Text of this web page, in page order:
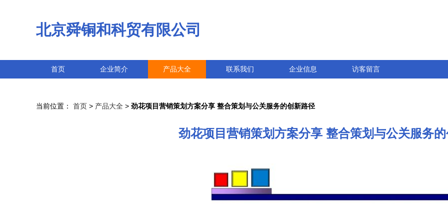
北京舜铜和科贸有限公司
首页 企业简介 产品大全 联系我们 企业信息 访客留言
当前位置： 首页 > 产品大全 > 劲花项目营销策划方案分享 整合策划与公关服务的创新路径
劲花项目营销策划方案分享 整合策划与公关服务